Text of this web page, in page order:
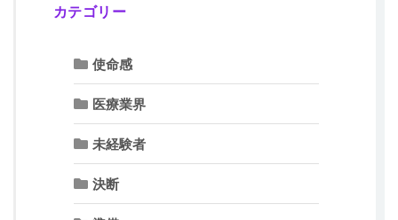
カテゴリー
使命感
医療業界
未経験者
決断